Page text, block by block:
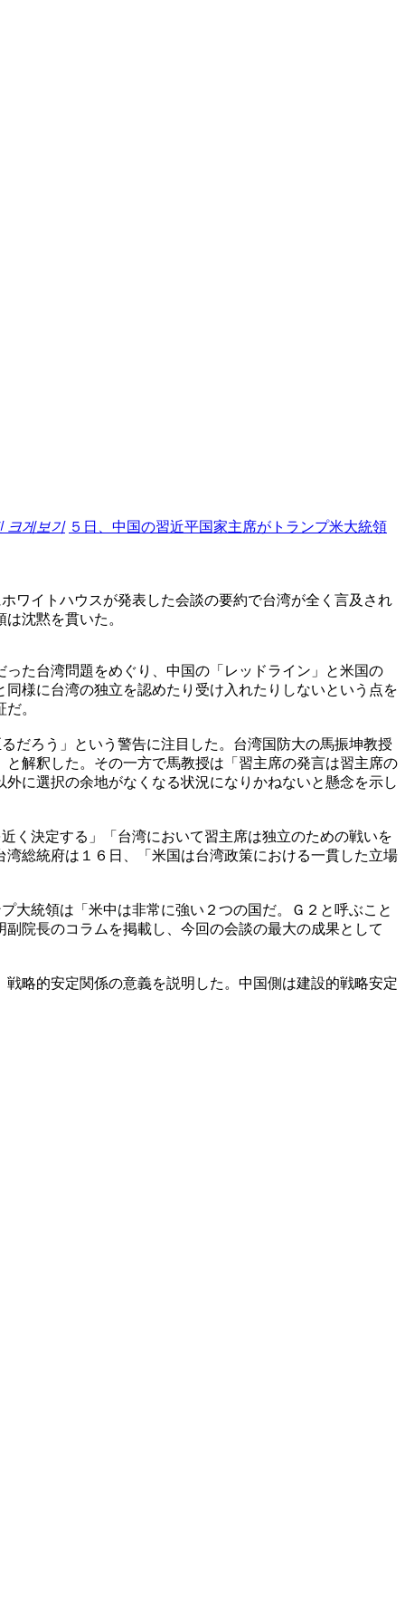
크게보기 ５日、中国の習近平国家主席がトランプ米大統領
ワイトハウスが発表した会談の要約で台湾が全く言及され
沈黙を貫いた。
た台湾問題をめぐり、中国の「レッドライン」と米国の
様に台湾の独立を認めたり受け入れたりしないという点を
。
だろう」という警告に注目した。台湾国防大の馬振坤教授
解釈した。その一方で馬教授は「習主席の発言は習主席の
に選択の余地がなくなる状況になりかねないと懸念を示し
く決定する」「台湾において習主席は独立のための戦いを
総統府は１６日、「米国は台湾政策における一貫した立場
大統領は「米中は非常に強い２つの国だ。Ｇ２と呼ぶこと
院長のコラムを掲載し、今回の会談の最大の成果として
略的安定関係の意義を説明した。中国側は建設的戦略安定